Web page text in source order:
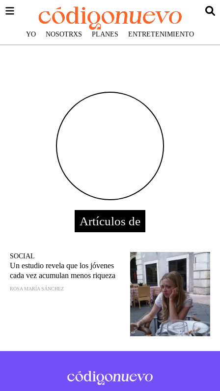
YO NOSOTRXS PLANES ENTRETENIMIENTO
Artículos de
SOCIAL
Un estudio revela que los jóvenes
cada vez acumulan menos riqueza
ROSA MARÍA SÁNCHEZ